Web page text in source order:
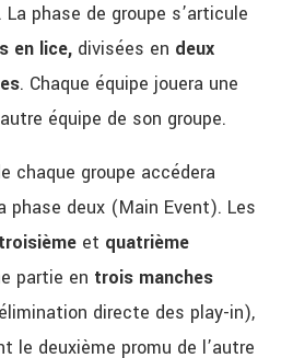
. La phase de groupe s’articule
en lice, divisées en deux
. Chaque équipe jouera une
équipe de son groupe.
chaque groupe accédera
phase deux (Main Event). Les
troisième et quatrième
partie en trois manches
directe des play-in),
le deuxième promu de l’autre